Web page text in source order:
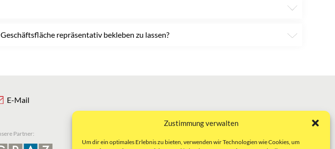
Zustimmung verwalten
Um dir ein optimales Erlebnis zu bieten, verwenden wir Technologien wie Cookies, um
repräsentativ bekleben zu lassen?
E-Mail
Partner: